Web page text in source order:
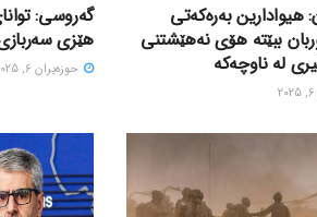
هیوادارین بەرەکەتی
ببێتە هۆی نەهێشتنی
لە ناوچەکە
گەروسی:
هێزی
حوزه‌یران 6, 2025